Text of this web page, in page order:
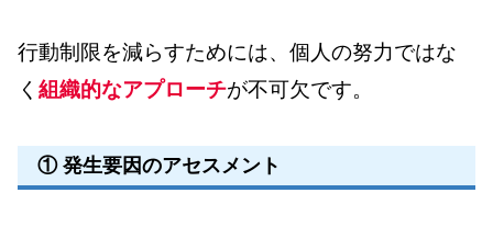
行動制限を減らすためには、個人の努力ではな
く 組織的なアプローチが不可欠です。
① 発生要因のアセスメント